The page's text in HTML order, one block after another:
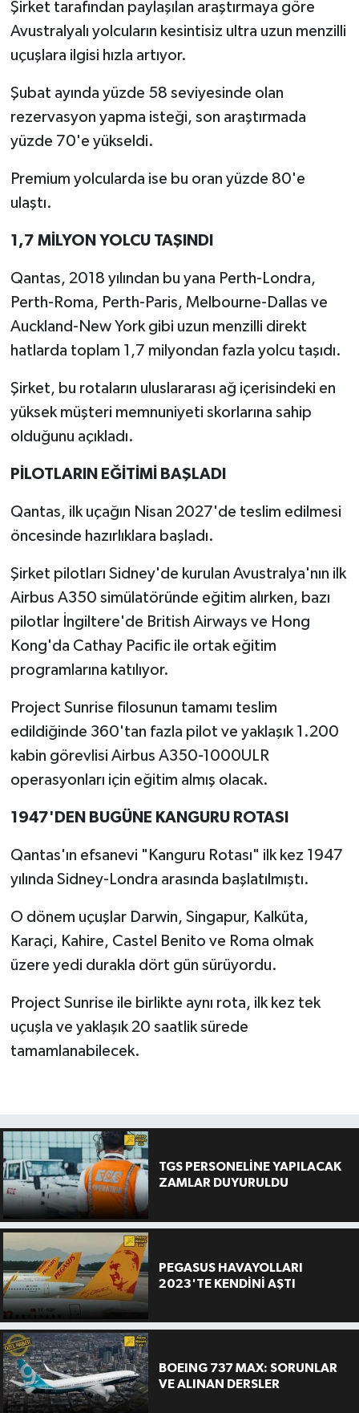
Şirket tarafından paylaşılan araştırmaya göre
Avustralyalı yolcuların kesintisiz ultra uzun menzilli
uçuşlara ilgisi hızla artıyor.
Şubat ayında yüzde 58 seviyesinde olan
rezervasyon yapma isteği, son araştırmada
yüzde 70'e yükseldi.
Premium yolcularda ise bu oran yüzde 80'e
ulaştı.
1,7 MİLYON YOLCU TAŞINDI
Qantas, 2018 yılından bu yana Perth-Londra,
Perth-Roma, Perth-Paris, Melbourne-Dallas ve
Auckland-New York gibi uzun menzilli direkt
hatlarda toplam 1,7 milyondan fazla yolcu taşıdı.
Şirket, bu rotaların uluslararası ağ içerisindeki en
yüksek müşteri memnuniyeti skorlarına sahip
olduğunu açıkladı.
PİLOTLARIN EĞİTİMİ BAŞLADI
Qantas, ilk uçağın Nisan 2027'de teslim edilmesi
öncesinde hazırlıklara başladı.
Şirket pilotları Sidney'de kurulan Avustralya'nın ilk
Airbus A350 simülatöründe eğitim alırken, bazı
pilotlar İngiltere'de British Airways ve Hong
Kong'da Cathay Pacific ile ortak eğitim
programlarına katılıyor.
Project Sunrise filosunun tamamı teslim
edildiğinde 360'tan fazla pilot ve yaklaşık 1.200
kabin görevlisi Airbus A350-1000ULR
operasyonları için eğitim almış olacak.
1947'DEN BUGÜNE KANGURU ROTASI
Qantas'ın efsanevi "Kanguru Rotası" ilk kez 1947
yılında Sidney-Londra arasında başlatılmıştı.
O dönem uçuşlar Darwin, Singapur, Kalküta,
Karaçi, Kahire, Castel Benito ve Roma olmak
üzere yedi durakla dört gün sürüyordu.
Project Sunrise ile birlikte aynı rota, ilk kez tek
uçuşla ve yaklaşık 20 saatlik sürede
tamamlanabilecek.
TGS PERSONELİNE YAPILACAK
ZAMLAR DUYURULDU
PEGASUS HAVAYOLLARI
2023'TE KENDİNİ AŞTI
BOEING 737 MAX: SORUNLAR
VE ALINAN DERSLER